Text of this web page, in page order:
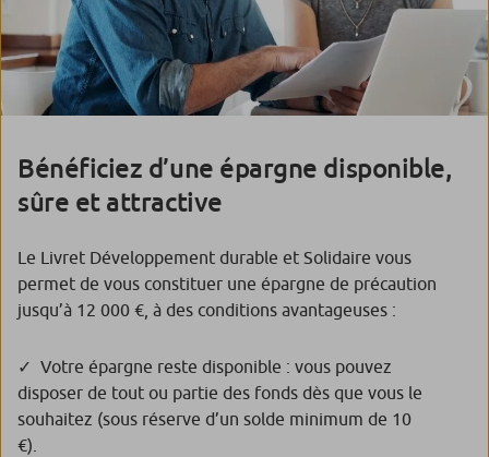
Bénéficiez d’une épargne disponible,
sûre et attractive
Le Livret Développement durable et Solidaire vous
permet de vous constituer une épargne de précaution
jusqu’à 12 000 €, à des conditions avantageuses :
Votre épargne reste disponible : vous pouvez
disposer de tout ou partie des fonds dès que vous le
souhaitez (sous réserve d’un solde minimum de 10
€).